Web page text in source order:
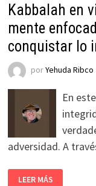
Kabbalah en
mente
conquistar lo
porYehuda Ribco
En
adversidad. A
LEER MÁS